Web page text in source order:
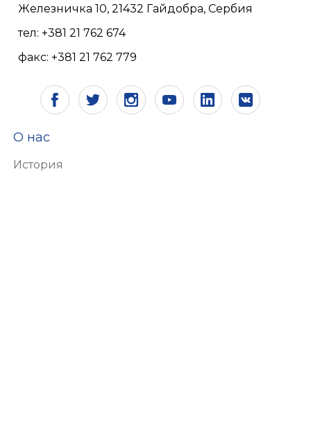
Железничка 10, 21432 Гайдобра, Сербия
тел: +381 21 762 674
факс: +381 21 762 779
О нас
История